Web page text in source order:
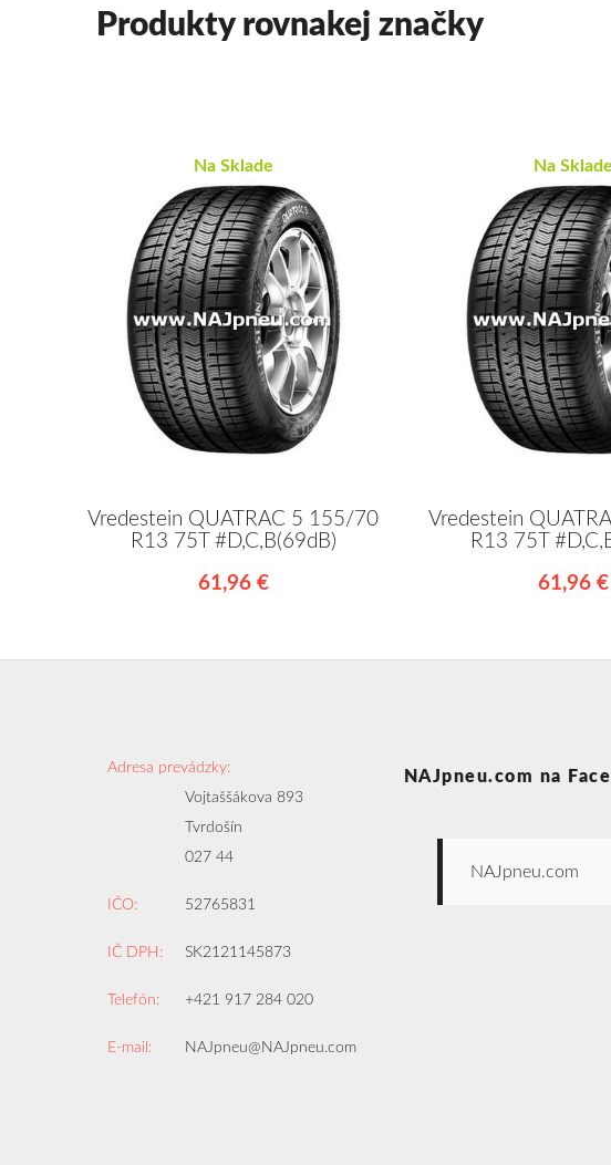
Produkty rovnakej značky
Na Sklade
Vredestein QUATRAC 5 155/70
R13 75T #D,C,B(69dB)
61,96 €
Na Sklade
Vredestein
R13 75T
61,96 €
Adresa prevádzky:
Vojtaššákova 893
Tvrdošín
027 44
IČO: 52765831
IČ DPH: SK2121145873
Telefón: +421 917 284 020
E-mail: NAJpneu@NAJpneu.com
NAJpneu.com na
NAJpneu.com